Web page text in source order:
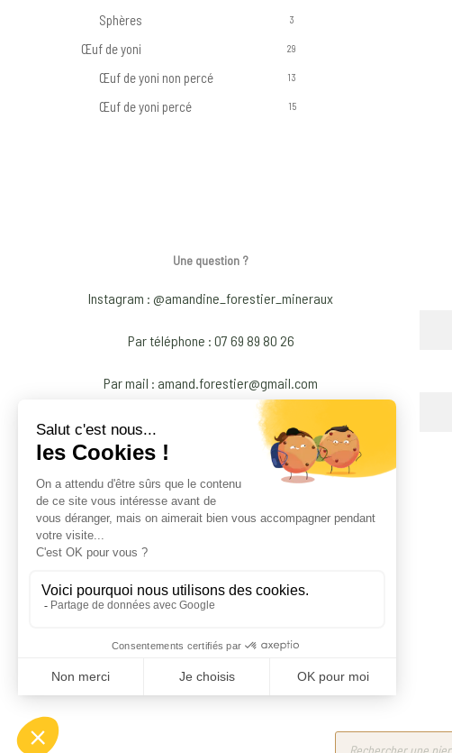
Sphères 3
Œuf de yoni 29
Œuf de yoni non percé 13
Œuf de yoni percé 15
Une question ?
Instagram : @amandine_forestier_mineraux
Par téléphone : 07 69 89 80 26
Par mail : amand.forestier@gmail.com
Products